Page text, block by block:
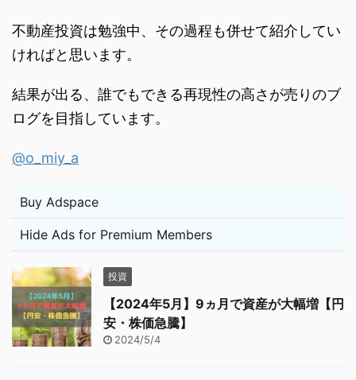
不動産投資は勉強中、その過程も併せて紹介してい
ければと思います。
結果が出る、誰でもできる再現性の高さが売りのブ
ログを目指しています。
@o_miy_a
Buy Adspace
Hide Ads for Premium Members
投資
【2024年5月】9ヵ月で資産が大幅増【円
安・株価急騰】
2024/5/4